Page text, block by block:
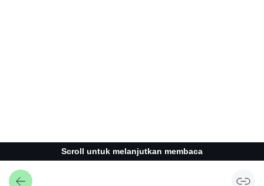
Scroll untuk melanjutkan membaca